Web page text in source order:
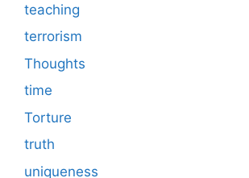
teaching
terrorism
Thoughts
time
Torture
truth
uniqueness